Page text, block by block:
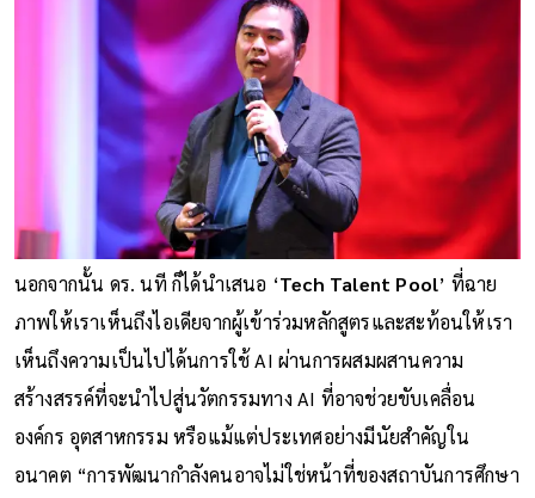
นอกจากนั้น ดร. นที ก็ได้นำเสนอ ‘Tech Talent Pool’ ที่ฉาย
ภาพให้เราเห็นถึงไอเดียจากผู้เข้าร่วมหลักสูตรและสะท้อนให้เรา
เห็นถึงความเป็นไปได้นการใช้ AI ผ่านการผสมผสานความ
สร้างสรรค์ที่จะนำไปสู่นวัตกรรมทาง AI ที่อาจช่วยขับเคลื่อน
องค์กร อุตสาหกรรม หรือแม้แต่ประเทศอย่างมีนัยสำคัญใน
อนาคต “การพัฒนากำลังคนอาจไม่ใช่หน้าที่ของสถาบันการศึกษา